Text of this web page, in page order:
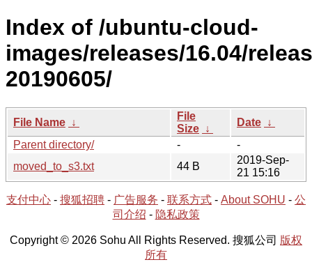
Index of /ubuntu-cloud-
images/releases/16.04/
20190605/
File Name ↓
File
Size ↓
Date ↓
Parent directory/
-
-
moved_to_s3.txt
44 B
2019-Sep-
21 15:16
支付中心 - 搜狐招聘 - 广告服务 - 联系方式 - About SOHU - 公
司介绍 - 隐私政策
Copyright © 2026 Sohu All Rights Reserved. 搜狐公司 版权
所有